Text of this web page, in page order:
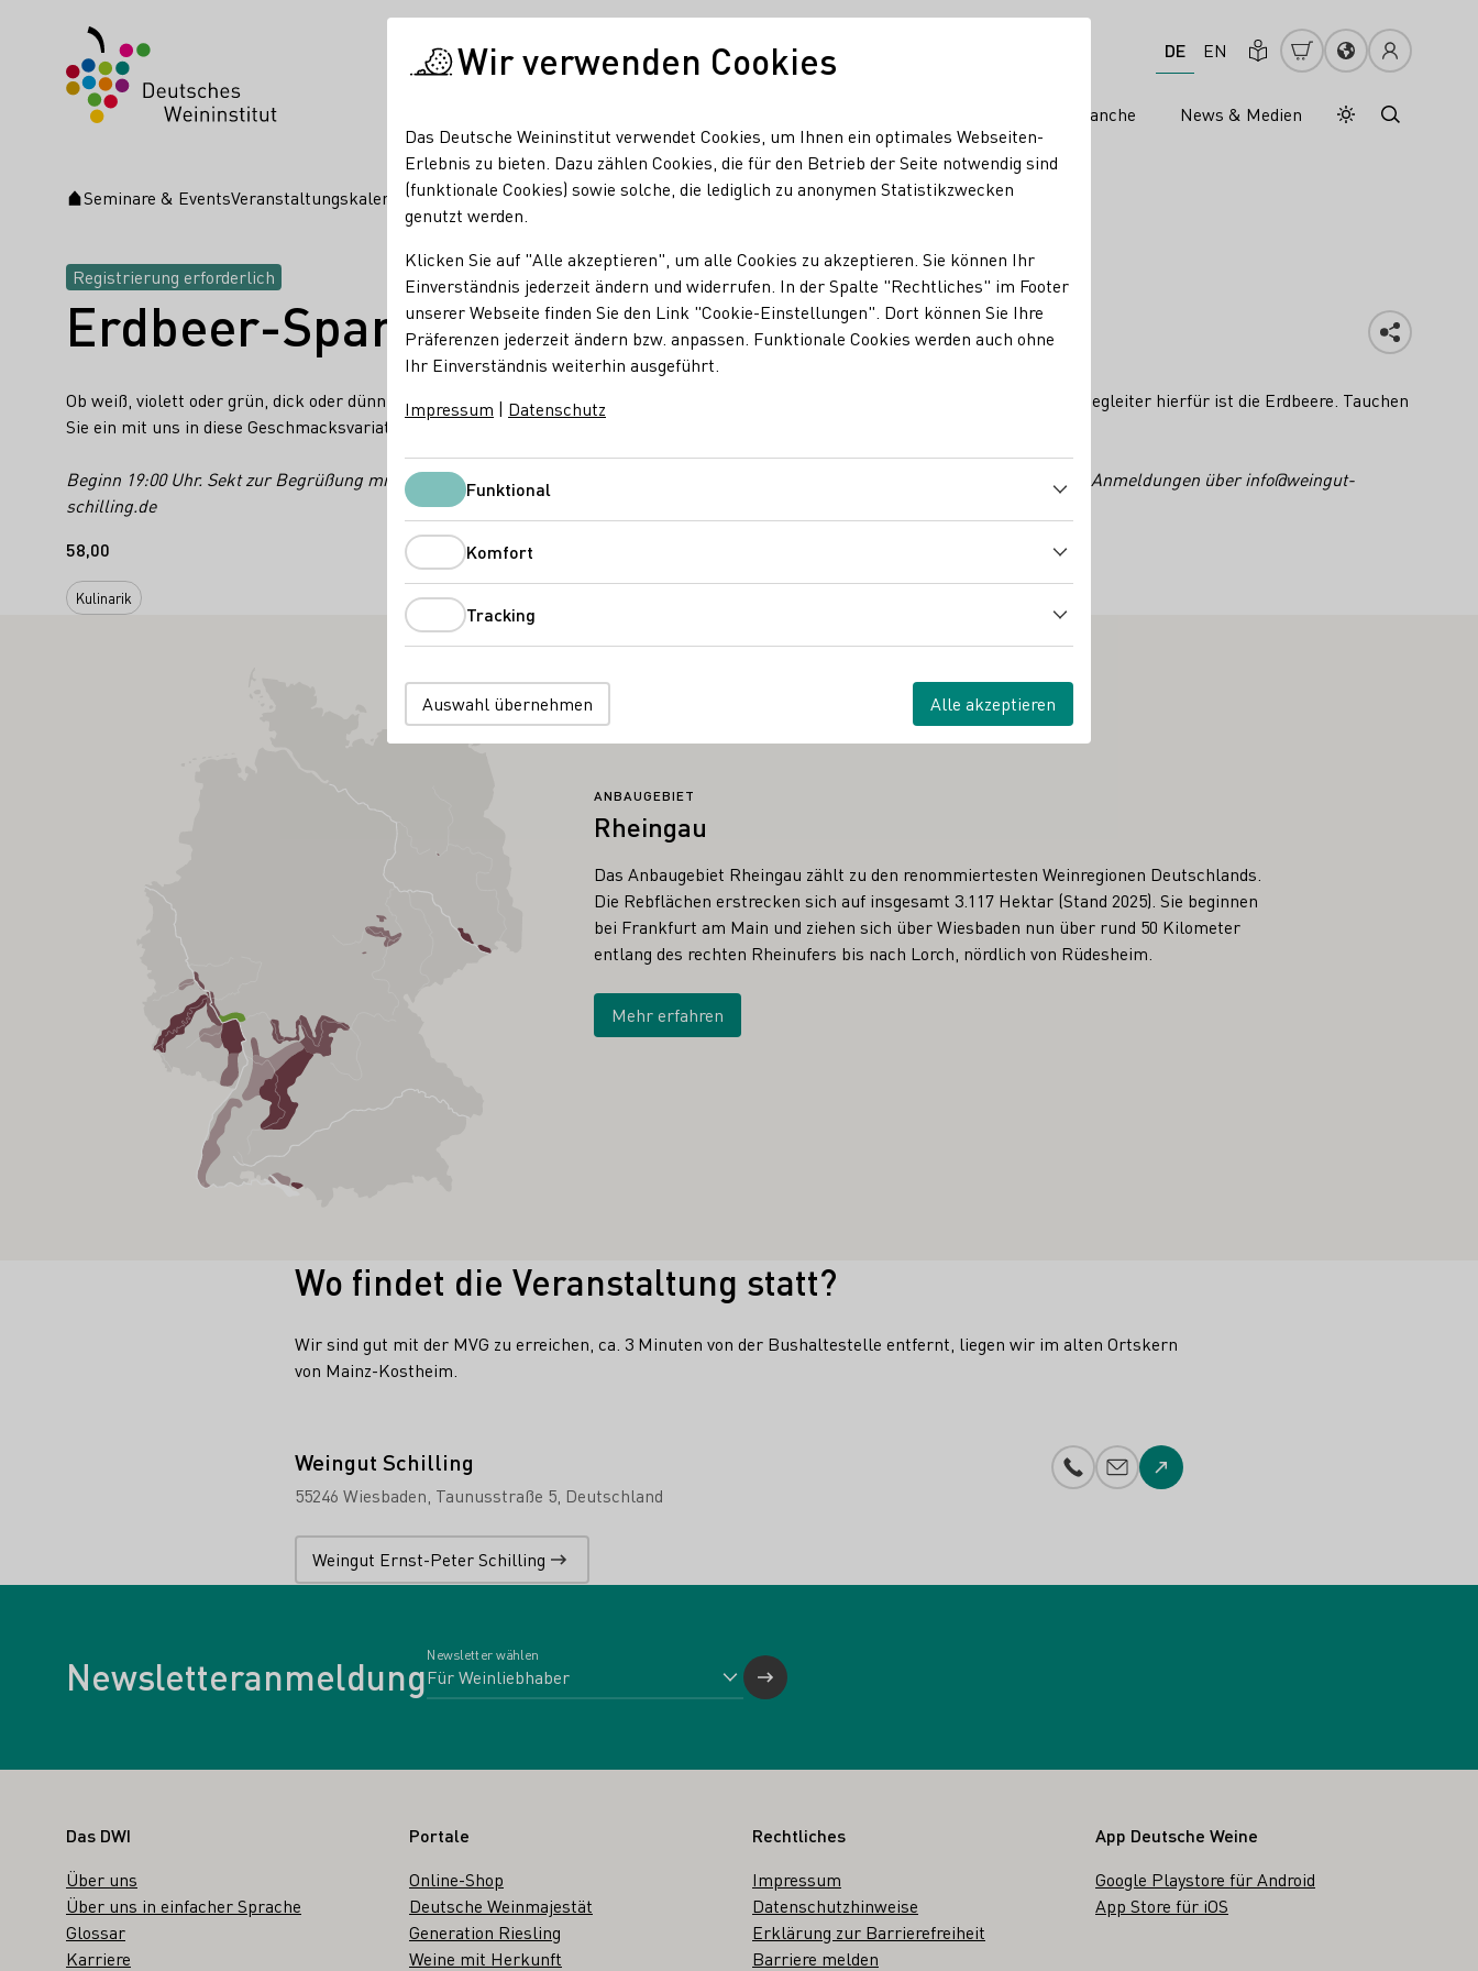
DE EN
Weinbranche News & Medien Tagesmodus
Nachtmodus
Startseite
Seminare & EventsVeranstaltungskalenderErdbeer-Spargel & Wein
Erdbeer-Spargel & Wein
Registrierung erforderlich
Ob weiß, violett oder grün, dick oder dünn, herzhaft oder süß, kalt oder warm. Die Spargel ist vielfältig zu genießen und ein leckerer Begleiter hierfür ist die Erdbeere. Tauchen
Sie ein mit uns in diese Geschmacksvariationen.
Beginn 19:00 Uhr. Sekt zur Begrüßung mit einem mehrgängigen Menü, umrahmt von einer Weinprobe mit 4 Weinen. Preis: 58,- Euro, Anmeldungen über info@weingut-
schilling.de
58,00
Kulinarik
ANBAUGEBIET
Rheingau
Das Anbaugebiet Rheingau zählt zu den renommiertesten Weinregionen Deutschlands.
Die Rebflächen erstrecken sich auf insgesamt 3.117 Hektar (Stand 2025). Sie beginnen
bei Frankfurt am Main und ziehen sich über Wiesbaden nun über rund 50 Kilometer
entlang des rechten Rheinufers bis nach Lorch, nördlich von Rüdesheim.
Mehr erfahren
Wo findet die Veranstaltung statt?
Wir sind gut mit der MVG zu erreichen, ca. 3 Minuten von der Bushaltestelle entfernt, liegen wir im alten Ortskern
von Mainz-Kostheim.
Weingut Schilling
55246 Wiesbaden Taunusstraße 5 Deutschland
Telefonnummer
E-Mail-Adresse
Zur Website
Weingut Ernst-Peter Schilling
Newsletteranmeldung
Newsletter wählen
Fußbereich
Das DWI
Über uns
Über uns in einfacher Sprache
Glossar
Karriere
Portale
Online-Shop
Deutsche Weinmajestät
Generation Riesling
Weine mit Herkunft
Rechtliches
Impressum
Datenschutzhinweise
Erklärung zur Barrierefreiheit
Barriere melden
Wir verwenden Cookies
Das Deutsche Weininstitut verwendet Cookies, um Ihnen ein optimales Webseiten-
Erlebnis zu bieten. Dazu zählen Cookies, die für den Betrieb der Seite notwendig sind
(funktionale Cookies) sowie solche, die lediglich zu anonymen Statistikzwecken
genutzt werden.
Klicken Sie auf "Alle akzeptieren", um alle Cookies zu akzeptieren. Sie können Ihr
Einverständnis jederzeit ändern und widerrufen. In der Spalte "Rechtliches" im Footer
unserer Webseite finden Sie den Link "Cookie-Einstellungen". Dort können Sie Ihre
Präferenzen jederzeit ändern bzw. anpassen. Funktionale Cookies werden auch ohne
Ihr Einverständnis weiterhin ausgeführt.
Impressum | Datenschutz
FunktionalFunktional
Komfort
Tracking
Auswahl übernehmen Alle akzeptieren
App Deutsche Weine
Google Playstore für Android
App Store für iOS